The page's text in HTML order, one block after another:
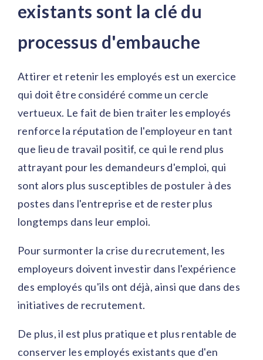
existants sont la clé du
processus d'embauche
Attirer et retenir les employés est un exercice
qui doit être considéré comme un cercle
vertueux. Le fait de bien traiter les employés
renforce la réputation de l'employeur en tant
que lieu de travail positif, ce qui le rend plus
attrayant pour les demandeurs d'emploi, qui
sont alors plus susceptibles de postuler à des
postes dans l'entreprise et de rester plus
longtemps dans leur emploi.
Pour surmonter la crise du recrutement, les
employeurs doivent investir dans l'expérience
des employés qu'ils ont déjà, ainsi que dans des
initiatives de recrutement.
De plus, il est plus pratique et plus rentable de
conserver les employés existants que d'en